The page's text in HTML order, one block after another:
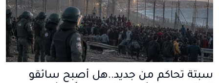
سبتة تحاكم من جديد..هل أصبح سائقو